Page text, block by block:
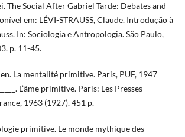
The Social After Gabriel Tarde: Debates and
em: LÉVI-STRAUSS, Claude. Introdução à
In: Sociologia e Antropologia. São Paulo,
p. 11-45.
La mentalité primitive. Paris, PUF, 1947
L’âme primitive. Paris: Les Presses
1963 (1927). 451 p.
primitive. Le monde mythique des